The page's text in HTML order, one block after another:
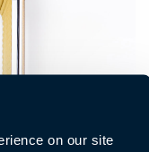
on our site